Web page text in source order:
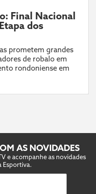
Final Nacional
dos
prometem grandes
de robalo em
rondoniense em
AS NOVIDADES
e acompanhe as novidades
Esportiva.